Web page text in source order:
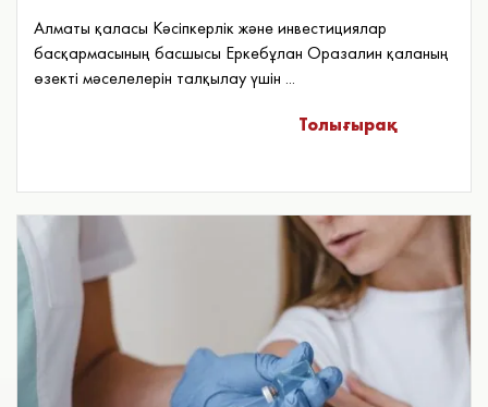
Алматы қаласы Кәсіпкерлік және инвестициялар
басқармасының басшысы Еркебұлан Оразалин қаланың
өзекті мәселелерін талқылау үшін ...
Толығырақ